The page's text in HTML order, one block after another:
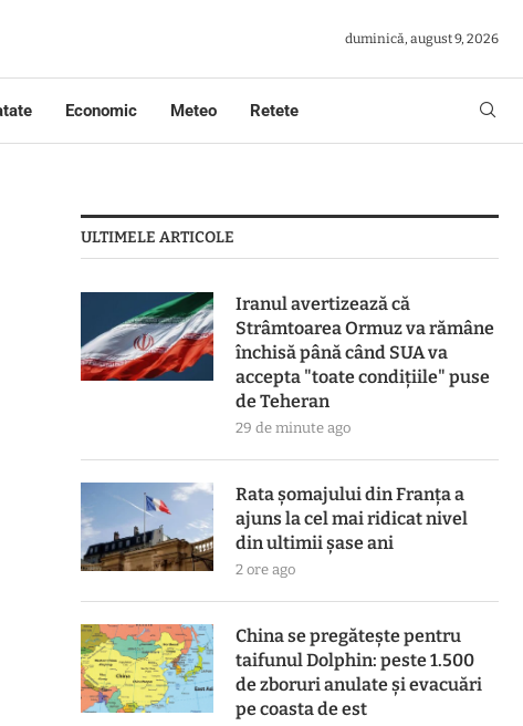
duminică, august 9, 2026
Economic Meteo Retete
ULTIMELE ARTICOLE
Iranul avertizează că
Strâmtoarea Ormuz va rămâne
închisă până când SUA va
accepta "toate condiţiile" puse
de Teheran
29 de minute ago
Rata șomajului din Franța a
ajuns la cel mai ridicat nivel
din ultimii șase ani
2 ore ago
China se pregătește pentru
taifunul Dolphin: peste 1.500
de zboruri anulate și evacuări
pe coasta de est